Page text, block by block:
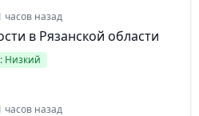
часов назад
в Рязанской области
Низкий
часов назад